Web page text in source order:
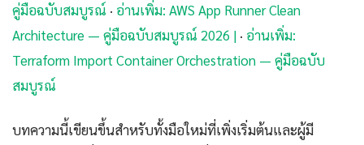
คู่มือฉบับสมบูรณ์ · อ่านเพิ่ม: AWS App Runner Clean
Architecture — คู่มือฉบับสมบูรณ์ 2026 | · อ่านเพิ่ม:
Terraform Import Container Orchestration — คู่มือฉบับ
สมบูรณ์
บทความนี้เขียนขึ้นสำหรับทั้งมือใหม่ที่เพิ่งเริ่มต้นและผู้มี